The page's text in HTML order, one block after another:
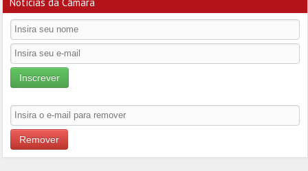
Inscrever
Remover